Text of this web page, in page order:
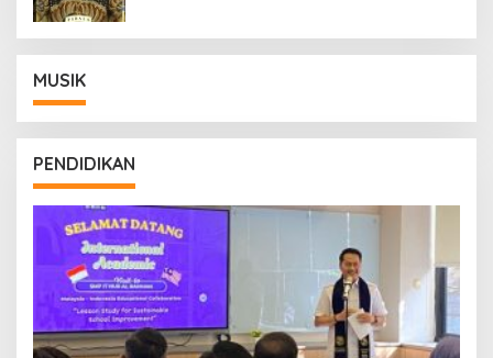
MUSIK
PENDIDIKAN